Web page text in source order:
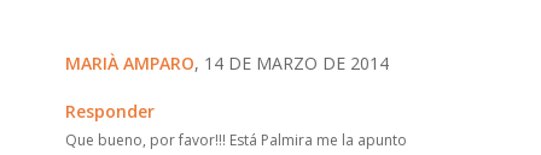
MARIÀ AMPARO, 14 DE MARZO DE 2014
Responder
Que bueno, por favor!!! Está Palmira me la apunto